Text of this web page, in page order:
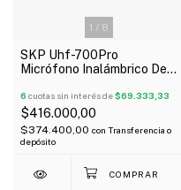
1 / 8
SKP Uhf-700Pro
Micrófono Inalámbrico De
Corbatero Uhf
6 cuotas sin interés de$69.333,33
$416.000,00
$374.400,00 con Transferencia o
depósito